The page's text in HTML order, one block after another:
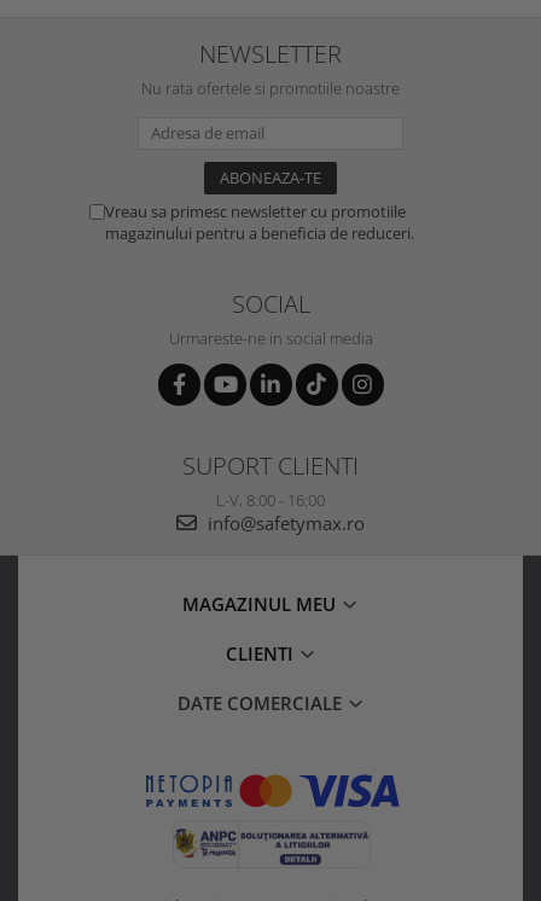
NEWSLETTER
Nu rata ofertele si promotiile noastre
Vreau sa primesc newsletter cu promotiile
magazinului pentru a beneficia de reduceri.
SOCIAL
Urmareste-ne in social media
SUPORT CLIENTI
L-V, 8:00 - 16:00
info@safetymax.ro
MAGAZINUL MEU
CLIENTI
DATE COMERCIALE